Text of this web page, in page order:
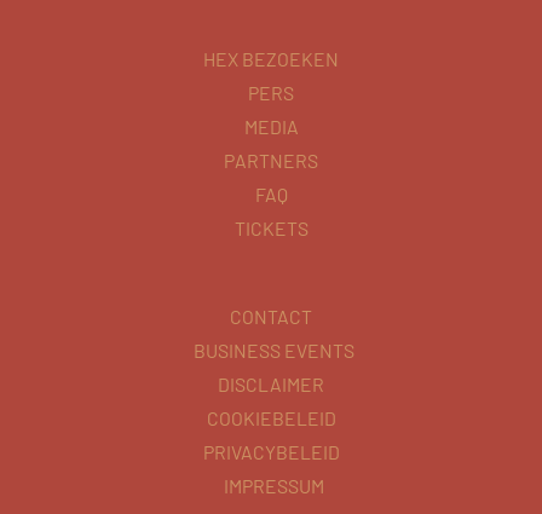
HEX BEZOEKEN
PERS
MEDIA
PARTNERS
FAQ
TICKETS
CONTACT
BUSINESS EVENTS
DISCLAIMER
COOKIEBELEID
PRIVACYBELEID
IMPRESSUM